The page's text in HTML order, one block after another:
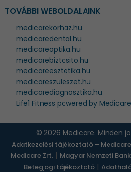
TOVÁBBI WEBOLDALAINK
medicarekorhaz.hu
medicaredental.hu
medicareoptika.hu
medicarebiztosito.hu
medicareesztetika.hu
medicareszuleszet.hu
medicarediagnosztika.hu
Life1 Fitness powered by Medicare
© 2026 Medicare. Minden
Adatkezelési tájékoztató –
Medicare Zrt. | Magyar Nemzeti
Betegjogi tájékoztató |